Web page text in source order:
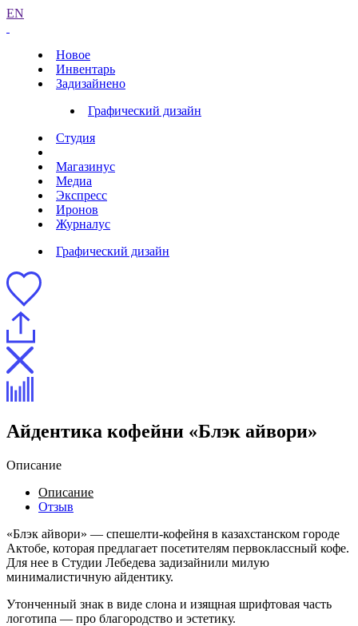
EN
Новое
Инвентарь
Задизайнено
Графический дизайн
Студия
Магазинус
Медиа
Экспресс
Иронов
Журналус
Графический дизайн
Айдентика кофейни «Блэк айвори»
Описание
Описание
Отзыв
«Блэк айвори» — спешелти-кофейня в казахстанском городе
Актобе, которая предлагает посетителям первоклассный кофе.
Для нее в Студии Лебедева задизайнили милую
минималистичную айдентику.
Утонченный знак в виде слона и изящная шрифтовая часть
логотипа — про благородство и эстетику.